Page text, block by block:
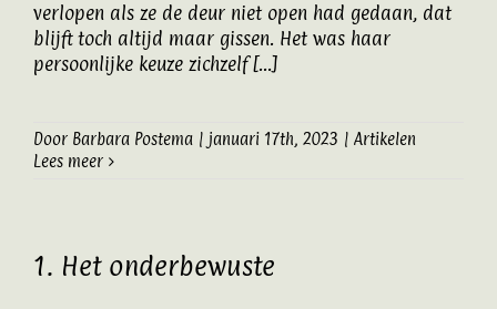
verlopen als ze de deur niet open had gedaan, dat
blijft toch altijd maar gissen. Het was haar
persoonlijke keuze zichzelf [...]
Door Barbara Postema | januari 17th, 2023 | Artikelen
Lees meer
1. Het onderbewuste